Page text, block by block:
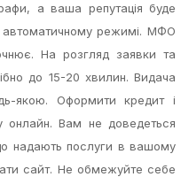
а ваша репутація буде
автоматичному режимі. МФО
На розгляд заявки та
до 15-20 хвилин. Видача
якою. Оформити кредит і
онлайн. Вам не доведеться
надають послуги в вашому
сайт. Не обмежуйте себе